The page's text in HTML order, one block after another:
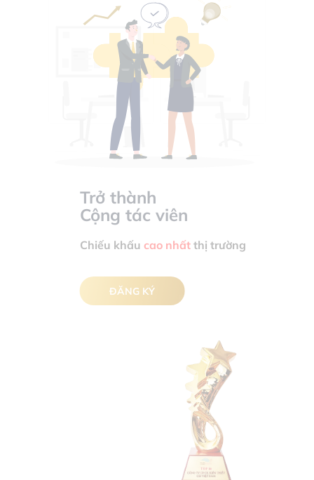
Trở thành
Cộng tác viên
Chiếu khấu cao nhấtthị trường
ĐĂNG KÝ